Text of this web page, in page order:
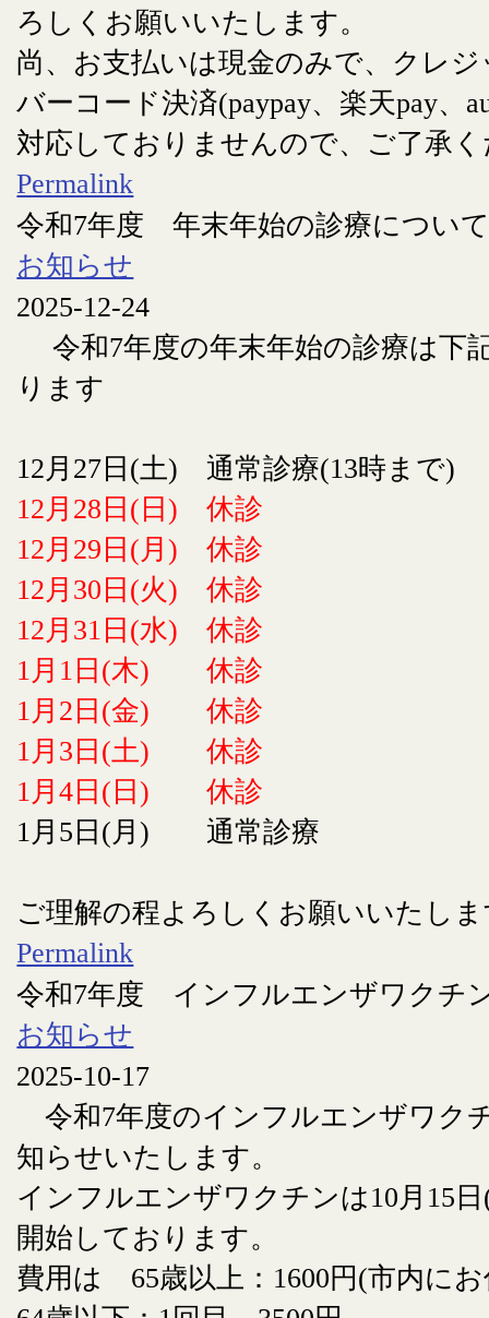
ろしくお願いいたします。
尚、お支払いは現金のみで、クレ
バーコード決済(paypay、楽天pay、
対応しておりませんので、ご了承
Permalink
令和7年度 年末年始の診療につい
お知らせ
2025-12-24
令和7年度の年末年始の診療は下
ります
12月27日(土) 通常診療(13時まで)
12月28日(日) 休診
12月29日(月) 休診
12月30日(火) 休診
12月31日(水) 休診
1月1日(木) 休診
1月2日(金) 休診
1月3日(土) 休診
1月4日(日) 休診
1月5日(月) 通常診療
ご理解の程よろしくお願いいたし
Permalink
令和7年度 インフルエンザワクチ
お知らせ
2025-10-17
令和7年度のインフルエンザワク
知らせいたします。
インフルエンザワクチンは10月15
開始しております。
費用は 65歳以上：1600円(市内に